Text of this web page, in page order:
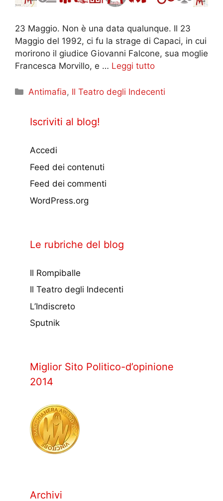
23 Maggio. Non è una data qualunque. Il 23
Maggio del 1992, ci fu la strage di Capaci, in cui
morirono il giudice Giovanni Falcone, sua moglie
Francesca Morvillo, e … Leggi tutto
Categorie
Antimafia, Il Teatro degli Indecenti
Iscriviti al blog!
Accedi
Feed dei contenuti
Feed dei commenti
WordPress.org
Le rubriche del blog
Il Rompiballe
Il Teatro degli Indecenti
L’Indiscreto
Sputnik
Miglior Sito Politico-d’opinione
2014
Archivi